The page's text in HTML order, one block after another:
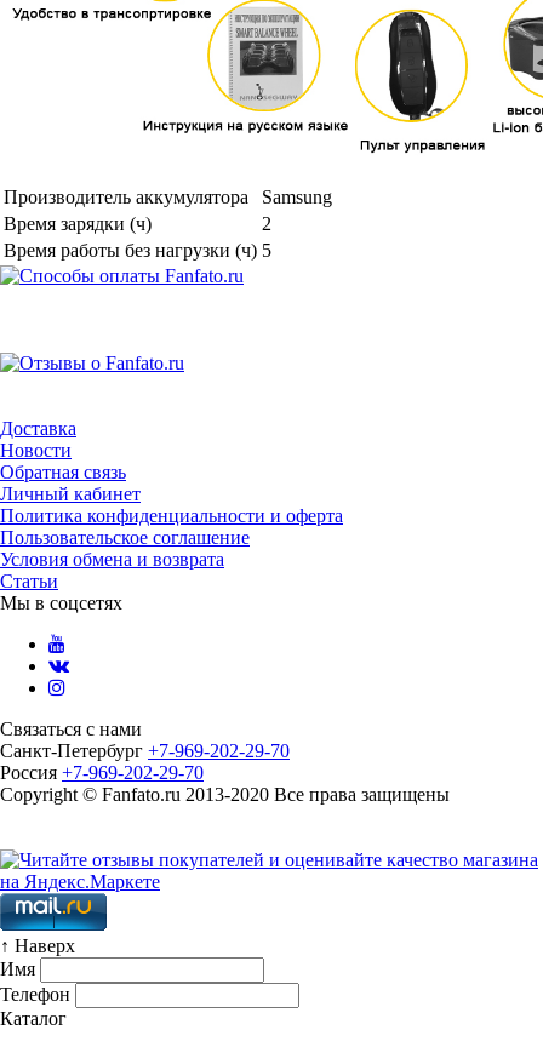
Производитель аккумулятора
Samsung
Время зарядки (ч)
2
Время работы без нагрузки (ч) 5
Доставка
Новости
Обратная связь
Личный кабинет
Политика конфиденциальности и оферта
Пользовательское соглашение
Условия обмена и возврата
Статьи
Мы в соцсетях
Связаться с нами
Санкт-Петербург +7-969-202-29-70
Россия +7-969-202-29-70
Copyright © Fanfato.ru 2013-2020 Все права защищены
↑ Наверх
Имя
Телефон
Каталог